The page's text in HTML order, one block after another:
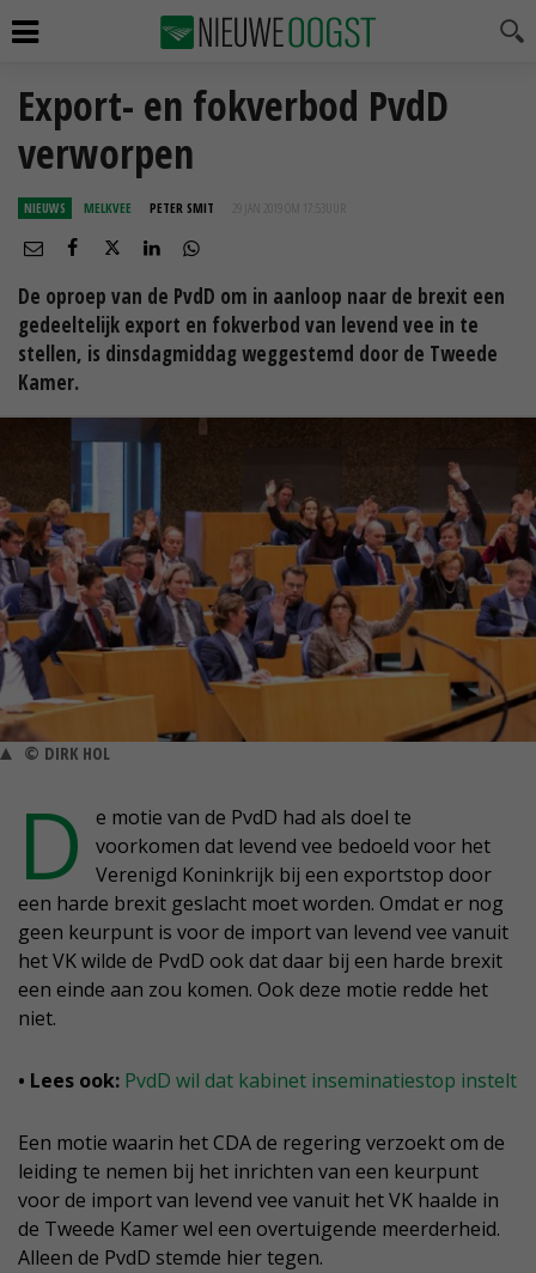
Export- en fokverbod PvdD
verworpen
NIEUWS MELKVEE PETER SMIT 29 JAN 2019 OM 17:53
De oproep van de PvdD om in aanloop naar de brexit een
gedeeltelijk export en fokverbod van levend vee in te
stellen, is dinsdagmiddag weggestemd door de Tweede
Kamer.
© DIRK HOL
D
e motie van de PvdD had als doel te
voorkomen dat levend vee bedoeld voor het
Verenigd Koninkrijk bij een exportstop door
een harde brexit geslacht moet worden. Omdat er nog
geen keurpunt is voor de import van levend vee vanuit
het VK wilde de PvdD ook dat daar bij een harde brexit
een einde aan zou komen. Ook deze motie redde het
niet.
• Lees ook: PvdD wil dat kabinet inseminatiestop instelt
Een motie waarin het CDA de regering verzoekt om de
leiding te nemen bij het inrichten van een keurpunt
voor de import van levend vee vanuit het VK haalde in
de Tweede Kamer wel een overtuigende meerderheid.
Alleen de PvdD stemde hier tegen.